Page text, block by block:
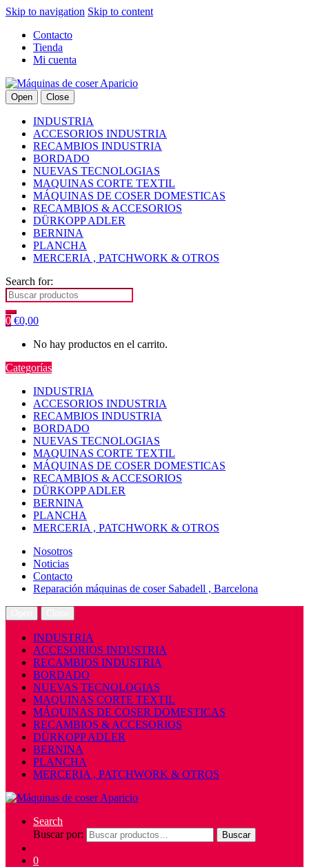
Skip to navigation Skip to content
Contacto
Tienda
Mi cuenta
Open Close
INDUSTRIA
ACCESORIOS INDUSTRIA
RECAMBIOS INDUSTRIA
BORDADO
NUEVAS TECNOLOGIAS
MAQUINAS CORTE TEXTIL
MÁQUINAS DE COSER DOMESTICAS
RECAMBIOS & ACCESORIOS
DÜRKOPP ADLER
BERNINA
PLANCHA
MERCERIA , PATCHWORK & OTROS
Search for:
0 €0,00
No hay productos en el carrito.
Categorías
INDUSTRIA
ACCESORIOS INDUSTRIA
RECAMBIOS INDUSTRIA
BORDADO
NUEVAS TECNOLOGIAS
MAQUINAS CORTE TEXTIL
MÁQUINAS DE COSER DOMESTICAS
RECAMBIOS & ACCESORIOS
DÜRKOPP ADLER
BERNINA
PLANCHA
MERCERIA , PATCHWORK & OTROS
Nosotros
Noticias
Contacto
Reparación máquinas de coser Sabadell , Barcelona
INDUSTRIA
ACCESORIOS INDUSTRIA
RECAMBIOS INDUSTRIA
BORDADO
NUEVAS TECNOLOGIAS
MAQUINAS CORTE TEXTIL
MÁQUINAS DE COSER DOMESTICAS
RECAMBIOS & ACCESORIOS
DÜRKOPP ADLER
BERNINA
PLANCHA
MERCERIA , PATCHWORK & OTROS
Search
Buscar por:
Buscar
0